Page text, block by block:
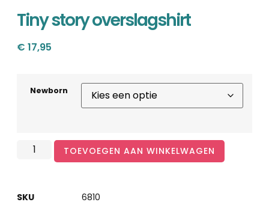
Tiny story overslagshirt
€ 17,95
Newborn
TOEVOEGEN AAN WINKELWAGEN
SKU
6810